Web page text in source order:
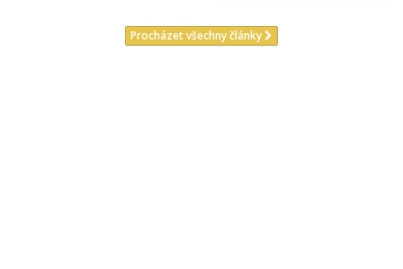
Procházet všechny články